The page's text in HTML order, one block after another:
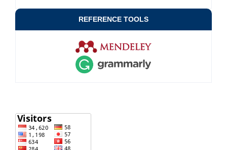
REFERENCE TOOLS